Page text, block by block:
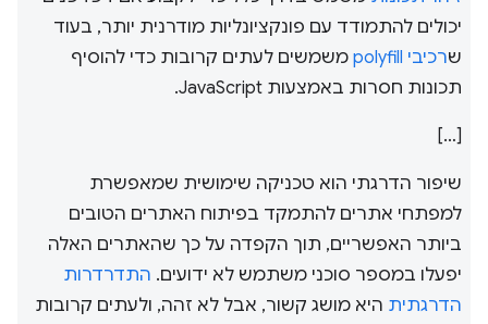
יכולים להתמודד עם פונקציונליות מודרנית יותר, בעוד
שרכיבי polyfill
משמשים לעתים קרובות כדי להוסיף
תכונות חסרות באמצעות JavaScript.
[…]
שיפור הדרגתי הוא טכניקה שימושית שמאפשרת
למפתחי אתרים להתמקד בפיתוח האתרים הטובים
ביותר האפשריים, תוך הקפדה על כך שהאתרים האלה
יפעלו במספר סוכני משתמש לא ידועים. התדרדרות
הדרגתית היא מושג קשור, אבל לא זהה, ולעתים קרובות